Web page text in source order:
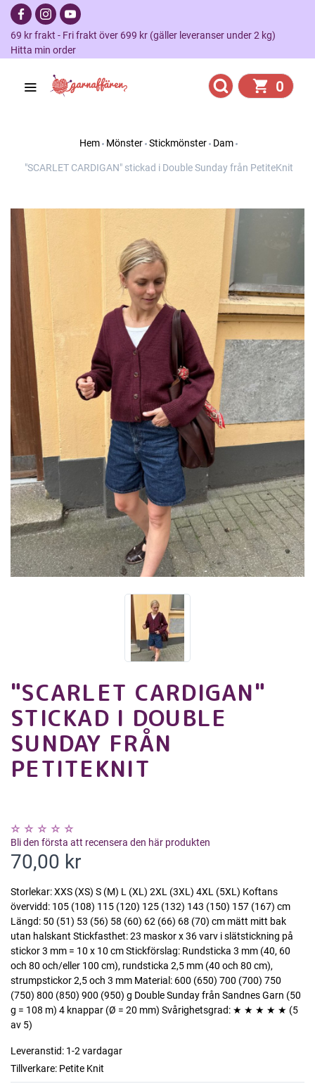
69 kr frakt - Fri frakt över 699 kr (gäller leveranser under 2 kg)
Hitta min order
0
Hem Mönster Stickmönster Dam
"SCARLET CARDIGAN" stickad i Double Sunday från PetiteKnit
"SCARLET CARDIGAN"
STICKAD I DOUBLE
SUNDAY FRÅN
PETITEKNIT
Bli den första att recensera den här produkten
70,00 kr
Storlekar: XXS (XS) S (M) L (XL) 2XL (3XL) 4XL (5XL) Koftans
övervidd: 105 (108) 115 (120) 125 (132) 143 (150) 157 (167) cm
Längd: 50 (51) 53 (56) 58 (60) 62 (66) 68 (70) cm mätt mitt bak
utan halskant Stickfasthet: 23 maskor x 36 varv i slätstickning på
stickor 3 mm = 10 x 10 cm Stickförslag: Rundsticka 3 mm (40, 60
och 80 och/eller 100 cm), rundsticka 2,5 mm (40 och 80 cm),
strumpstickor 2,5 och 3 mm Material: 600 (650) 700 (700) 750
(750) 800 (850) 900 (950) g Double Sunday från Sandnes Garn (50
g = 108 m) 4 knappar (Ø = 20 mm) Svårighetsgrad: ★ ★ ★ ★ ★ (5
av 5)
Leveranstid: 1-2 vardagar
Tillverkare: Petite Knit